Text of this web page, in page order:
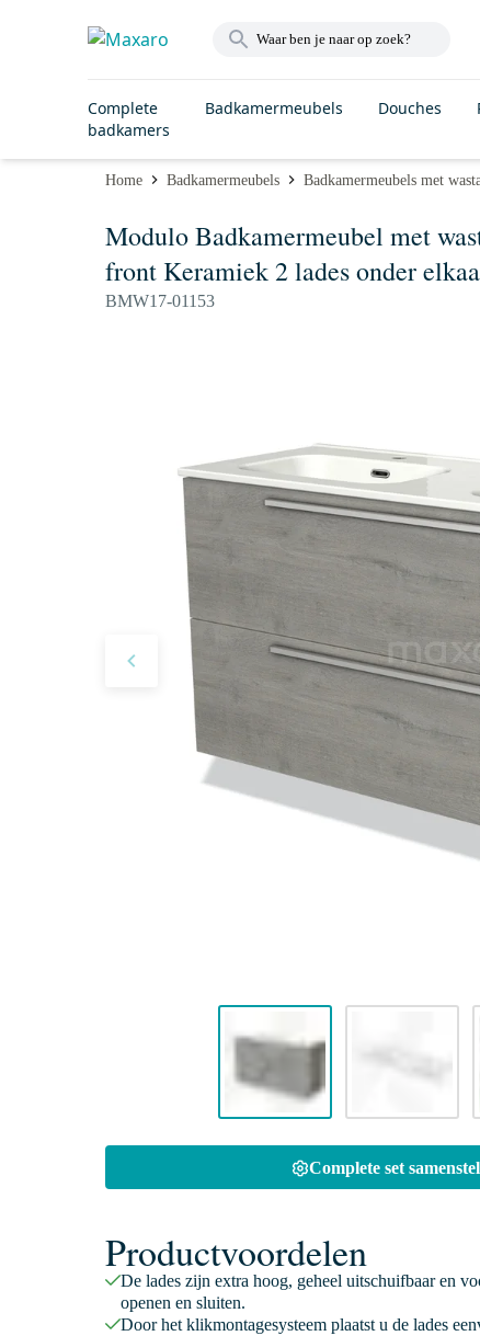
Complete
badkamers
Badkamermeubels Douches
Home Badkamermeubels Badkamermeubels met
Modulo Badkamermeubel met
front Keramiek 2 lades onder
BMW17-01153
Complete set
Productvoordelen
De lades zijn extra hoog, geheel uitschuifbaar en
openen en sluiten.
Door het klikmontagesysteem plaatst u de lades